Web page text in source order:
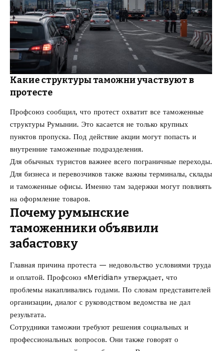
Какие структуры таможни участвуют в
протесте
Профсоюз сообщил, что протест охватит все таможенные
структуры Румынии. Это касается не только крупных
пунктов пропуска. Под действие акции могут попасть и
внутренние таможенные подразделения.
Для обычных туристов важнее всего пограничные переходы.
Для бизнеса и перевозчиков также важны терминалы, склады
и таможенные офисы. Именно там задержки могут повлиять
на оформление товаров.
Почему румынские
таможенники объявили
забастовку
Главная причина протеста — недовольство условиями труда
и оплатой. Профсоюз «Meridian» утверждает, что
проблемы накапливались годами. По словам представителей
организации, диалог с руководством ведомства не дал
результата.
Сотрудники таможни требуют решения социальных и
профессиональных вопросов. Они также говорят о